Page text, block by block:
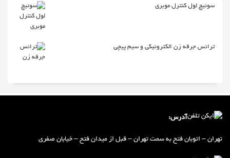
سوئیچ لول کنترل موبری
ترانس جرقه زن الکترونیکی و سیم پیچی
آدرس:
تهران – اتوبان فتح به سمت تهران – قبل از میدان فتح – خیابان صفری